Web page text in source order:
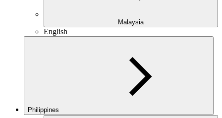
Malaysia
English
Philippines